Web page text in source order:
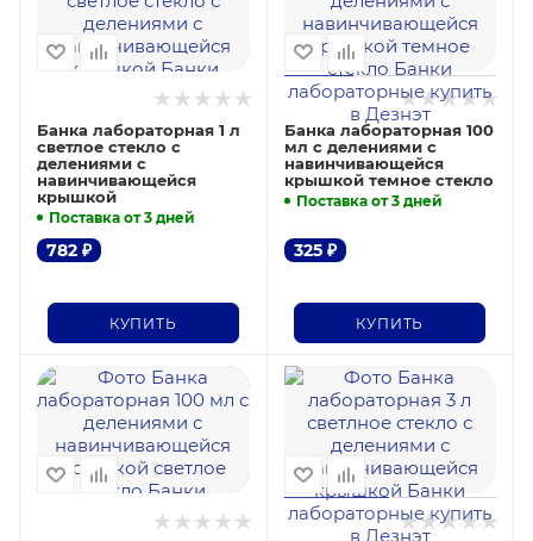
Банка лабораторная 1 л
светлое стекло с
делениями с
навинчивающейся
крышкой
Поставка от 3 дней
782 ₽
КУПИТЬ
Банка лабораторная 100
мл с делениями с
навинчивающейся
крышкой темное стекло
Поставка от 3 дней
325₽
КУПИТЬ